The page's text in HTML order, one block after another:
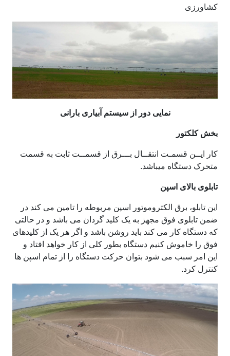
کشاورزی
نمایی دور از سیستم آبیاری بارانی
بخش کلکتور
کار ایــن قسمـت انتقــال بـــرق از قسمــت ثابت به قسمت
متحرک دستگاه میباشد.
تابلوی بالای اسپن
این تابلو، برق الکتروموتور اسپن مربوطه را تامین می کند در
ضمن تابلوی فوق مجهز به یک کلید گردان می باشد و در حالتی
که دستگاه کار می کند باید روشن باشد و اگر هر یک از کلیدهای
فوق را خاموش کنیم دستگاه بطور کلی از کار خواهد افتاد و
این امر سبب می شود بتوان حرکت دستگاه را از تمام اسپن ها
کنترل کرد.